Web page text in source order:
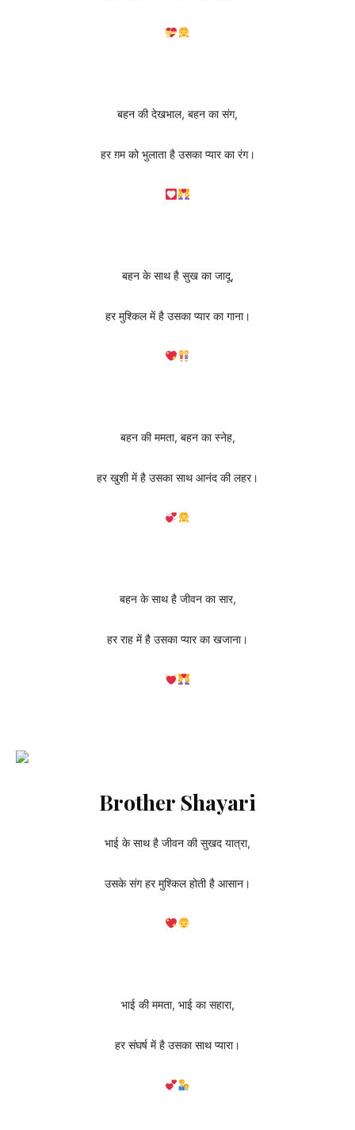
बहन की देखभाल, बहन का संग,
हर ग़म को भुलाता है उसका प्यार का रंग।
बहन के साथ है सुख का जादू,
हर मुश्किल में है उसका प्यार का गाना।
बहन की ममता, बहन का स्नेह,
हर खुशी में है उसका साथ आनंद की लहर।
बहन के साथ है जीवन का सार,
हर राह में है उसका प्यार का खजाना।
Brother Shayari
भाई के साथ है जीवन की सुखद यात्रा,
उसके संग हर मुश्किल होती है आसान।
भाई की ममता, भाई का सहारा,
हर संघर्ष में है उसका साथ प्यारा।